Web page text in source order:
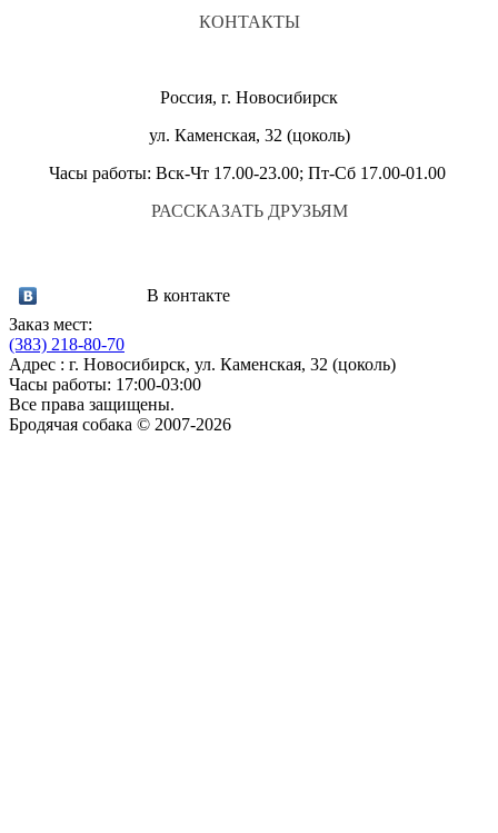
КОНТАКТЫ
Россия, г. Новосибирск
ул. Каменская, 32 (цоколь)
Часы работы: Вск-Чт 17.00-23.00; Пт-Сб 17.00-01.00
РАССКАЗАТЬ ДРУЗЬЯМ
В контакте
Заказ мест:
(383) 218-80-70
Адрес : г. Новосибирск, ул. Каменская, 32 (цоколь)
Часы работы: 17:00-03:00
Все права защищены.
Бродячая собака © 2007-2026